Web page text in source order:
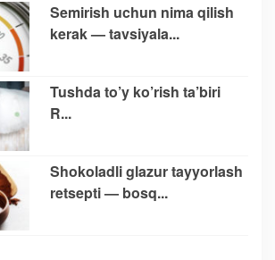
Semirish uchun nima qilish
kerak — tavsiyala...
Tushda to’y ko’rish ta’biri
R...
Shokoladli glazur tayyorlash
retsepti — bosq...